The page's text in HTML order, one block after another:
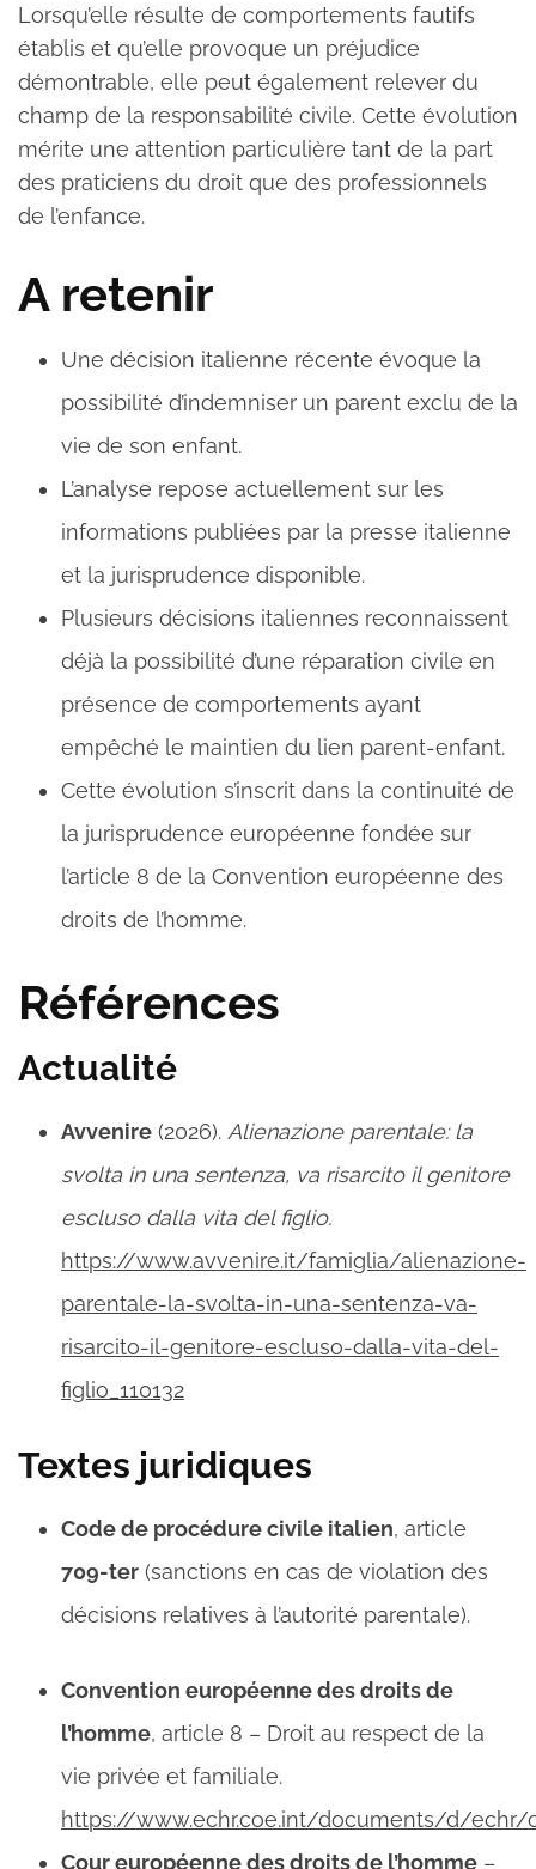
Lorsqu’elle résulte de comportements fautifs
établis et qu’elle provoque un préjudice
démontrable, elle peut également relever du
champ de la responsabilité civile. Cette évolution
mérite une attention particulière tant de la part
des praticiens du droit que des professionnels
de l’enfance.
A retenir
Une décision italienne récente évoque la
possibilité d’indemniser un parent exclu de la
vie de son enfant.
L’analyse repose actuellement sur les
informations publiées par la presse italienne
et la jurisprudence disponible.
Plusieurs décisions italiennes reconnaissent
déjà la possibilité d’une réparation civile en
présence de comportements ayant
empêché le maintien du lien parent-enfant.
Cette évolution s’inscrit dans la continuité de
la jurisprudence européenne fondée sur
l’article 8 de la Convention européenne des
droits de l’homme.
Références
Actualité
Avvenire (2026). Alienazione parentale: la
svolta in una sentenza, va risarcito il genitore
escluso dalla vita del figlio.
https://www.avvenire.it/famiglia/alienazione-
parentale-la-svolta-in-una-sentenza-va-
risarcito-il-genitore-escluso-dalla-vita-del-
figlio_110132
Textes juridiques
Code de procédure civile italien, article
709-ter (sanctions en cas de violation des
décisions relatives à l’autorité parentale).
Convention européenne des droits de
l’homme, article 8 – Droit au respect de la
vie privée et familiale.
https://www.echr.coe.int/documents/d/echr/
Cour européenne des droits de l’homme –